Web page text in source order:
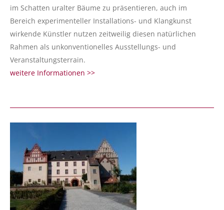
im Schatten uralter Bäume zu präsentieren, auch im
Bereich experimenteller Installations- und Klangkunst
wirkende Künstler nutzen zeitweilig diesen natürlichen
Rahmen als unkonventionelles Ausstellungs- und
Veranstaltungsterrain.
weitere Informationen >>